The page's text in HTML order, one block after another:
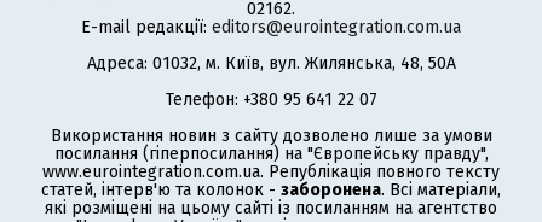
02162.
E-mail редакції: editors@eurointegration.com.ua
Адреса: 01032, м. Київ, вул. Жилянська, 48, 50А
Телефон: +380 95 641 22 07
Використання новин з сайту дозволено лише за умови
посилання (гіперпосилання) на "Європейську правду",
www.eurointegration.com.ua. Републікація повного тексту
статей, інтерв'ю та колонок - заборонена. Всі матеріали,
які розміщені на цьому сайті із посиланням на агентство